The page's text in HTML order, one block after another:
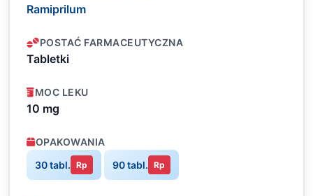
Ramiprilum
POSTAĆ FARMACEUTYCZNA
Tabletki
MOC LEKU
10 mg
OPAKOWANIA
30 tabl. Rp 90 tabl. Rp